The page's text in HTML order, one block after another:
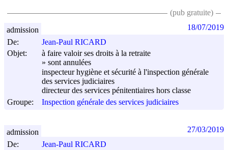
(pub gratuite)
De:
Jean-Paul RICARD
Objet:
à faire valoir ses droits à la retraite
» sont annulées
inspecteur hygiène et sécurité à l'inspection générale
des services judiciaires
directeur des services pénitentiaires hors classe
Groupe:
Inspection générale des services judiciaires
admission 18/07/2019
De:
Jean-Paul RICARD
admission 27/03/2019